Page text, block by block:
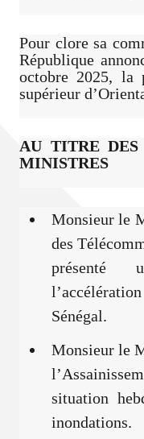
Pour clore sa
République
octobre 2025, la
supérieur
AU TITRE DES
MINISTRES
Monsieur le
des
présenté
Sénégal.
Monsieur le
situation
inondations.